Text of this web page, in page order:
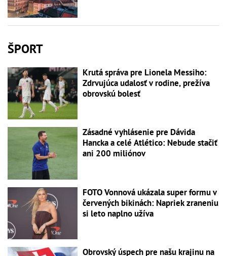
ŠPORT
Krutá správa pre Lionela Messiho:
Zdrvujúca udalosť v rodine, prežíva
obrovskú bolesť
Zásadné vyhlásenie pre Dávida
Hancka a celé Atlético: Nebude stačiť
ani 200 miliónov
FOTO Vonnová ukázala super formu v
červených bikinách: Napriek zraneniu
si leto naplno užíva
Obrovský úspech pre našu krajinu na